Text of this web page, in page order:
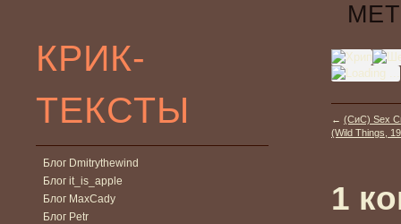
КРИК-
ТЕКСТЫ
Блог Dmitrythewind
Блог it_is_apple
Блог MaxCady
Блог Petr
← (СиС) Sex
(Wild Things,
1